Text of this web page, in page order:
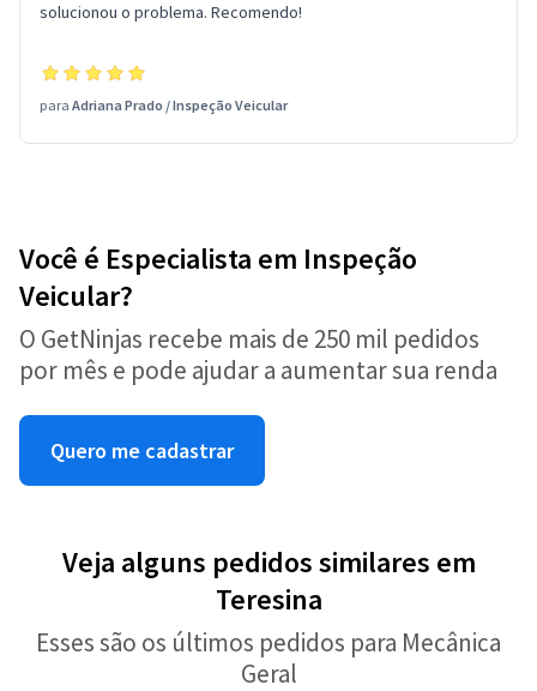
solucionou o problema. Recomendo!
para Adriana Prado /Inspeção Veicular
Você é Especialista em Inspeção
Veicular?
O GetNinjas recebe mais de 250 mil pedidos
por mês e pode ajudar a aumentar sua renda
Quero me cadastrar
Veja alguns pedidos similares em
Teresina
Esses são os últimos pedidos para Mecânica
Geral